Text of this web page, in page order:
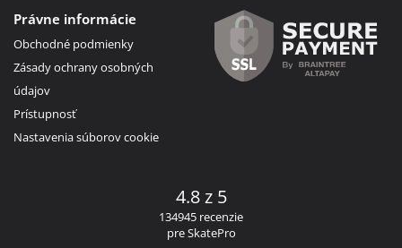
Právne informácie
Obchodné podmienky
Zásady ochrany osobných
údajov
Prístupnosť
Nastavenia súborov cookie
4.8 z 5
134945 recenzie
pre SkatePro